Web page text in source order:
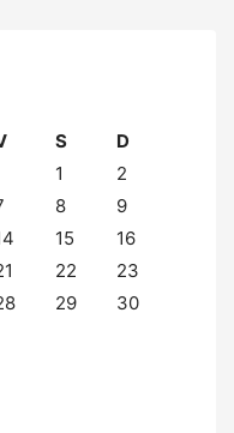
S
D
1
2
8
9
15
16
22
23
29
30